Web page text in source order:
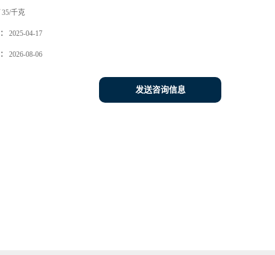
千克
2025-04-17
2026-08-06
发送咨询信息